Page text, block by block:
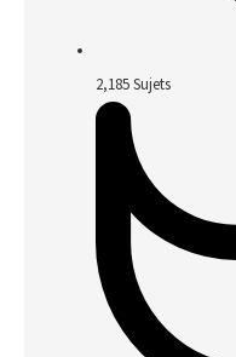
2,185Sujets